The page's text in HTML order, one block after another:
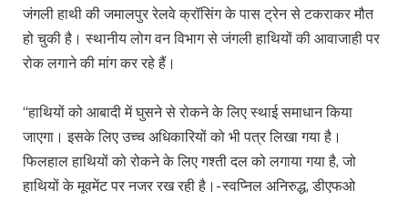
जंगली हाथी की जमालपुर रेलवे क्रॉसिंग के पास ट्रेन से टकराकर मौत
हो चुकी है। स्थानीय लोग वन विभाग से जंगली हाथियों की आवाजाही पर
रोक लगाने की मांग कर रहे हैं।
“हाथियों को आबादी में घुसने से रोकने के लिए स्थाई समाधान किया
जाएगा। इसके लिए उच्च अधिकारियों को भी पत्र लिखा गया है।
फिलहाल हाथियों को रोकने के लिए गश्ती दल को लगाया गया है, जो
हाथियों के मूवमेंट पर नजर रख रही है।- स्वप्निल अनिरुद्ध, डीएफओ